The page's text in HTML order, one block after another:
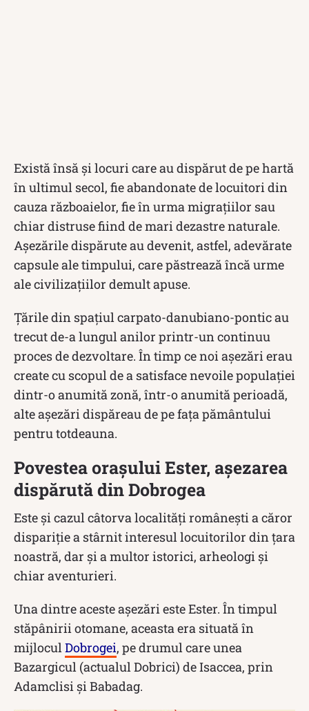
Există însă și locuri care au dispărut de pe hartă
în ultimul secol, fie abandonate de locuitori din
cauza războaielor, fie în urma migraţiilor sau
chiar distruse fiind de mari dezastre naturale.
Așezările dispărute au devenit, astfel, adevărate
capsule ale timpului, care păstrează încă urme
ale civilizaţiilor demult apuse.
Țările din spațiul carpato-danubiano-pontic au
trecut de-a lungul anilor printr-un continuu
proces de dezvoltare. În timp ce noi așezări erau
create cu scopul de a satisface nevoile populației
dintr-o anumită zonă, într-o anumită perioadă,
alte așezări dispăreau de pe fața pământului
pentru totdeauna.
Povestea orașului Ester, așezarea
dispărută din Dobrogea
Este și cazul câtorva localități românești a căror
dispariție a stârnit interesul locuitorilor din ţara
noastră, dar şi a multor istorici, arheologi şi
chiar aventurieri.
Una dintre aceste așezări este Ester. În timpul
stăpânirii otomane, aceasta era situată în
mijlocul Dobrogei, pe drumul care unea
Bazargicul (actualul Dobrici) de Isaccea, prin
Adamclisi și Babadag.